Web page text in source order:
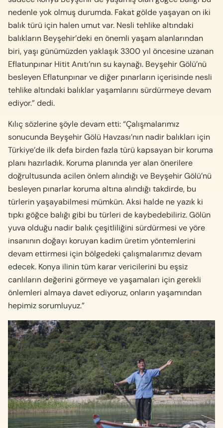
nedenle yok olmuş durumda. Fakat gölde yaşayan on iki
balık türü için halen umut var. Nesli tehlike altındaki
balıkların Beyşehir’deki en önemli yaşam alanlarından
biri, yaşı günümüzden yaklaşık 3300 yıl öncesine uzanan
Eflatunpınar Hitit Anıtı’nın su kaynağı. Beyşehir Gölü’nü
besleyen Eflatunpınar ve diğer pınarların içerisinde nesli
tehlike altındaki balıklar yaşamlarını sürdürmeye devam
ediyor.” dedi.
Kılıç sözlerine şöyle devam etti: “Çalışmalarımız
sonucunda Beyşehir Gölü Havzası’nın nadir balıkları için
Türkiye’de ilk defa birden fazla türü kapsayan bir koruma
planı hazırladık. Koruma planında yer alan önerilere
doğrultusunda acilen önlem alındığı ve Beyşehir Gölü’nü
besleyen pınarlar koruma altına alındığı takdirde, bu
türlerin yaşayabilmesi mümkün. Aksi halde ne yazık ki
tıpkı göğce balığı gibi bu türleri de kaybedebiliriz. Gölün
yuva olduğu nadir balık çeşitliliğini sürdürmesi ve yöre
insanının doğayı koruyan kadim üretim yöntemlerini
devam ettirmesi için bölgedeki çalışmalarımız devam
edecek. Konya ilinin tüm karar vericilerini bu eşsiz
canlıların değerini görmeye ve yaşamaları için gerekli
önlemleri almaya davet ediyoruz, onların yaşamından
hepimiz sorumluyuz.”